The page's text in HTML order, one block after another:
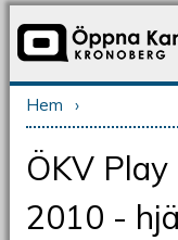
Du är här
Hem ›
ÖKV
2010 -